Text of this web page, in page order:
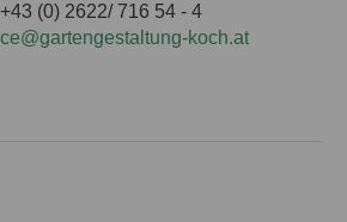
+43 (0) 2622/ 716 54 - 4
koch.at